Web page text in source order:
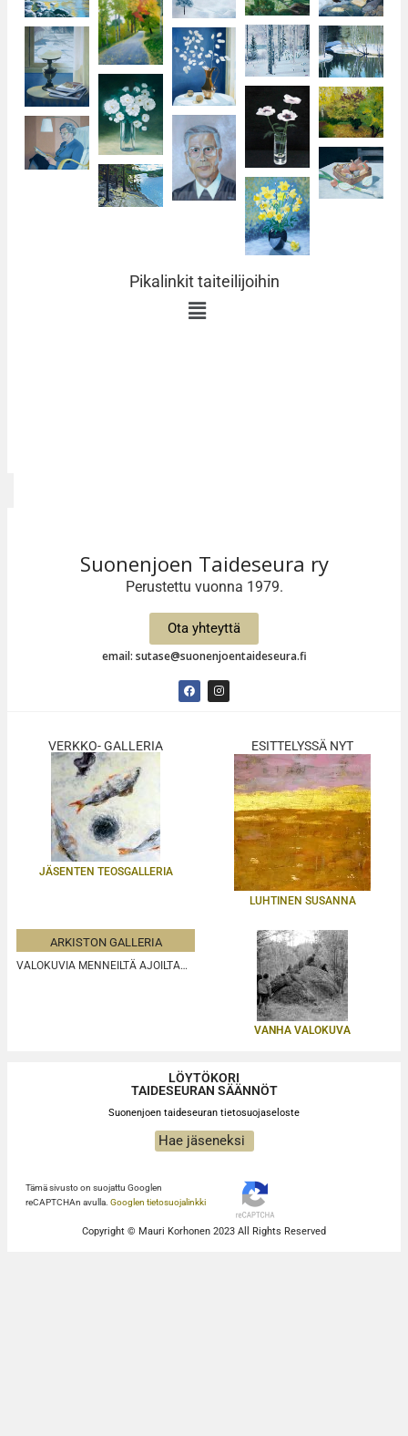
Pikalinkit taiteilijoihin
Suonenjoen Taideseura ry
Perustettu vuonna 1979.
Ota yhteyttä
email: sutase@suonenjoentaideseura.fi
VERKKO- GALLERIA
JÄSENTEN TEOSGALLERIA
ESITTELYSSÄ NYT
LUHTINEN SUSANNA
ARKISTON GALLERIA
VALOKUVIA MENNEILTÄ AJOILTA…
VANHA VALOKUVA
LÖYTÖKORI
TAIDESEURAN SÄÄNNÖT
Suonenjoen taideseuran tietosuojaseloste
Hae jäseneksi
Tämä sivusto on suojattu Googlen
reCAPTCHAn avulla. Googlen tietosuojalinkki
Copyright © Mauri Korhonen 2023 All Rights Reserved